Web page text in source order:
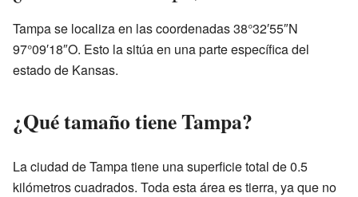
Tampa se localiza en las coordenadas 38°32′55″N
97°09′18″O. Esto la sitúa en una parte específica del
estado de Kansas.
¿Qué tamaño tiene Tampa?
La ciudad de Tampa tiene una superficie total de 0.5
kilómetros cuadrados. Toda esta área es tierra, ya que no